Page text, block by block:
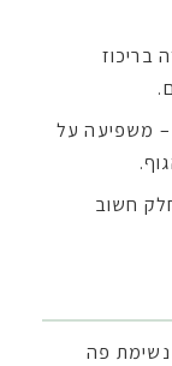
בריכוז
– משפיעה על
חשוב
פה